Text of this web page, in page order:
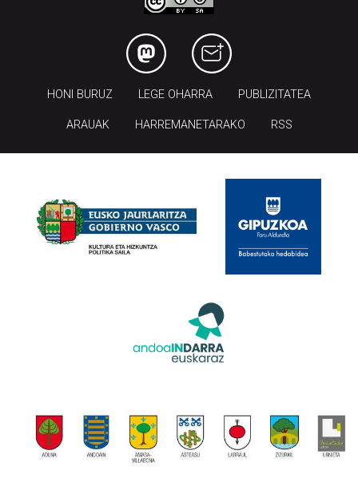
HONI BURUZ LEGE OHARRA PUBLIZITATEA
ARAUAK HARREMANETARAKO RSS